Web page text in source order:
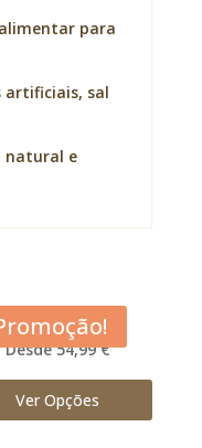
para
artificiais, sal
natural e
Classic Red
Desde 54,99 €
Ver Opções